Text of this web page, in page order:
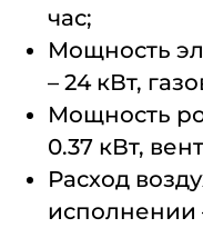
час;
Мощность
– 24 кВт,
Мощность
0.37 кВт,
Расход
исполнении